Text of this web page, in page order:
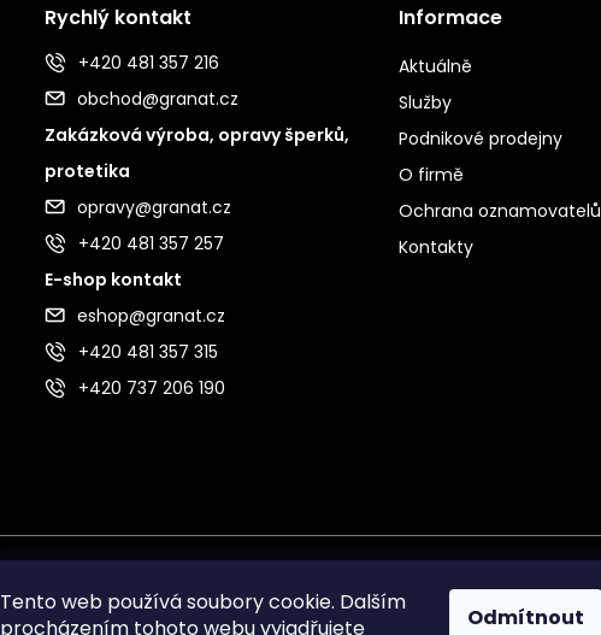
Tento web používá soubory cookie. Dalším
procházením tohoto webu vyjadřujete
Odmítnout
Rychlý kontakt
+420 481 357 216
obchod@granat.cz
Zakázková výroba, opravy šperků,
protetika
opravy@granat.cz
+420 481 357 257
E-shop kontakt
eshop@granat.cz
+420 481 357 315
+420 737 206 190
Informace
Aktuálně
Služby
Podnikové prodejny
O firmě
Ochrana oznamovatelů
Kontakty